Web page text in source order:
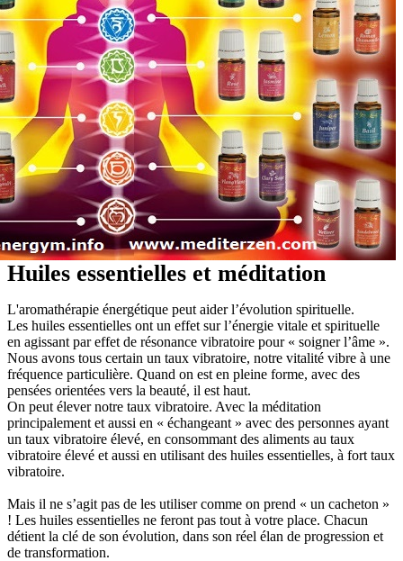
Huiles essentielles et méditation
L'aromathérapie énergétique peut aider l’évolution spirituelle.
Les huiles essentielles ont un effet sur l’énergie vitale et spirituelle
en agissant par effet de résonance vibratoire pour « soigner l’âme ».
Nous avons tous certain un taux vibratoire, notre vitalité vibre à une
fréquence particulière. Quand on est en pleine forme, avec des
pensées orientées vers la beauté, il est haut.
On peut élever notre taux vibratoire. Avec la méditation
principalement et aussi en « échangeant » avec des personnes ayant
un taux vibratoire élevé, en consommant des aliments au taux
vibratoire élevé et aussi en utilisant des huiles essentielles, à fort taux
vibratoire.
Mais il ne s’agit pas de les utiliser comme on prend « un cacheton »
! Les huiles essentielles ne feront pas tout à votre place. Chacun
détient la clé de son évolution, dans son réel élan de progression et
de transformation.